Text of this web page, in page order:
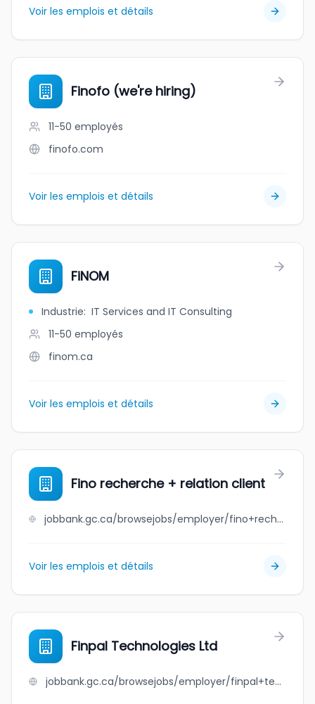
Voir les emplois et détails
Finofo (we're hiring)
11-50 employés
finofo.com
Voir les emplois et détails
FiNOM
Industrie: IT Services and IT Consulting
11-50 employés
finom.ca
Voir les emplois et détails
Fino recherche + relation client
jobbank.gc.ca/browsejobs/employer/fino+recherche+%2B+relation+client/ca
Voir les emplois et détails
Finpal Technologies Ltd
jobbank.gc.ca/browsejobs/employer/finpal+technologies+ltd/ca